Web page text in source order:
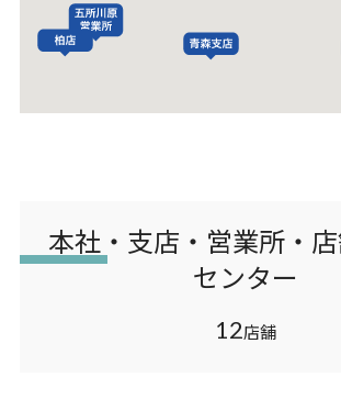
本社・支店・営業所・
センター
12店舗